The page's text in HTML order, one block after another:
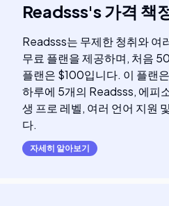
Readsss's가격 책
Readsss는 무제한 청취와 여
무료 플랜을 제공하며, 처음
플랜은 $100입니다. 이 플랜
하루에 5개의 Readsss, 에피
생 프로 레벨, 여러 언어 지원
다.
자세히 알아보기